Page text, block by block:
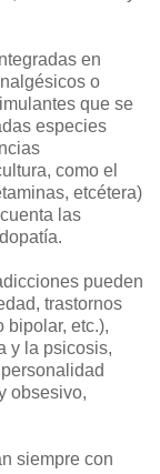
en
o
que se
especies
como el
etcétera)
las
pueden
trastornos
bipolar, etc.),
y la psicosis,
obsesivo,
siempre con